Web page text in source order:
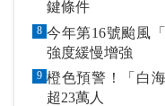
鍵條件
8 今年第16號颱風
強度緩慢增強
9 橙色預警！「白
超23萬人